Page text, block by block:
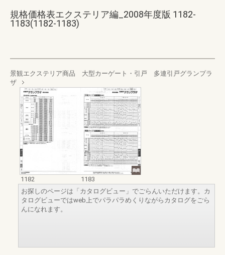
規格価格表エクステリア編_2008年度版 1182-
1183(1182-1183)
景観エクステリア商品 大型カーゲート・引戸 多連引戸グランプラ
ザ
1182
1183
お探しのページは「カタログビュー」でごらんいただけます。カ
タログビューではweb上でパラパラめくりながらカタログをごら
んになれます。